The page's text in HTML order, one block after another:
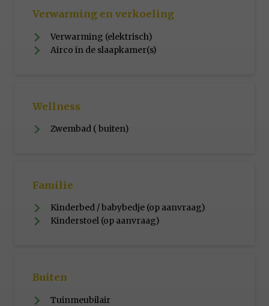
Verwarming en verkoeling
Verwarming (elektrisch)
Airco in de slaapkamer(s)
Wellness
Zwembad ( buiten)
Familie
Kinderbed / babybedje (op aanvraag)
Kinderstoel (op aanvraag)
Buiten
Tuinmeubilair